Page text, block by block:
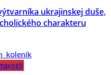
ukrajinskej duše,
charakteru